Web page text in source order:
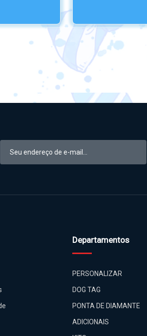
Departamentos
PERSONALIZAR
DOG TAG
PONTA DE DIAMANTE
ADICIONAIS